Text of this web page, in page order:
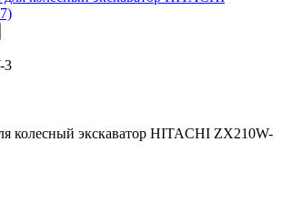
3
колесный экскаватор HITACHI ZX210W-